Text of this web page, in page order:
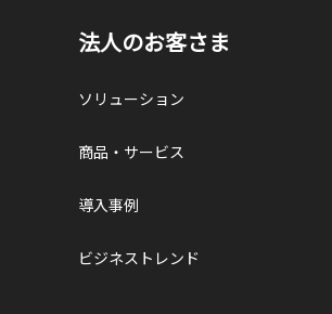
法人のお客さま
ソリューション
商品・サービス
導入事例
ビジネストレンド